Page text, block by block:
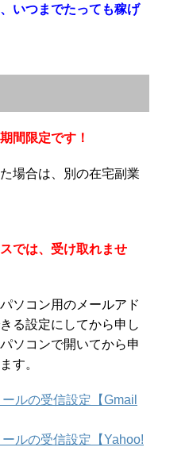
いつまでたっても稼げ
間限定です！
場合は、別の在宅副業
では、受け取れませ
ソコン用のメールアド
る設定にしてから申し
ソコンで開いてから申
す。
ルの受信設定【Gmail
ルの受信設定【Yahoo!